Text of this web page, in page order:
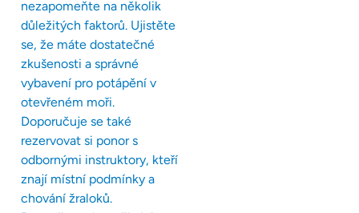
nezapomeňte na několik
důležitých faktorů. Ujistěte
se, že máte dostatečné
zkušenosti a správné
vybavení pro potápění v
otevřeném moři.
Doporučuje se také
rezervovat si ponor s
odbornými instruktory, kteří
znají místní podmínky a
chování žraloků.